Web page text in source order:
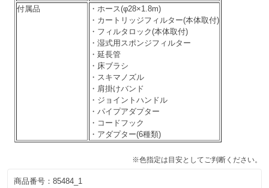
付属品
・ホース(φ28×1.8m)
・カートリッジフィルター(本体取付)
・フィルタロック(本体取付)
・湿式用スポンジフィルター
・延長管
・床ブラシ
・スキマノズル
・肩掛けバンド
・ジョイントハンドル
・パイプアダプター
・コードフック
・アダプター(6種類)
※色指定は目安としてご判断ください。
商品番号： 85484_1